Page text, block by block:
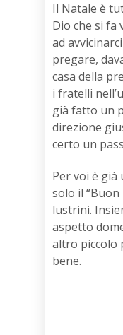
Il Natale è
Dio che si fa
ad
pregare,
casa della
i fratelli
già fatto un
direzione
certo un
Per voi è
solo il “Buon
lustrini.
aspetto
altro piccolo
bene.